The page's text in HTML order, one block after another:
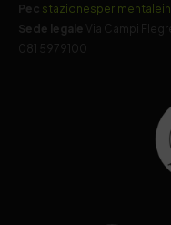
Pec
Sede legale
Via Campi
081 5979100